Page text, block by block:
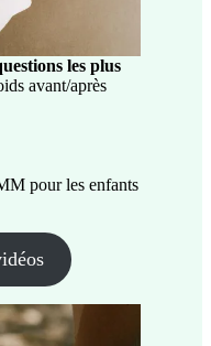
les plus
avant/après
pour les enfants